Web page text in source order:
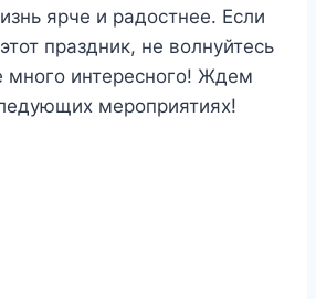
ярче и радостнее. Если
праздник, не волнуйтесь
интересного! Ждем
мероприятиях!